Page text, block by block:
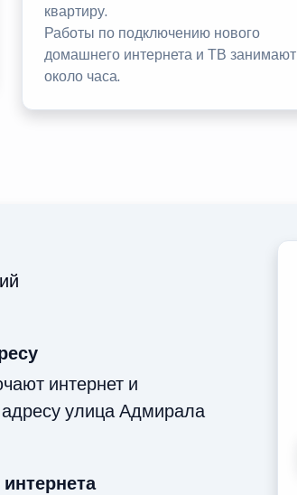
квартиру.
Работы по подключению нового
домашнего интернета и ТВ занимают
около часа.
интернет и
улица Адмирала